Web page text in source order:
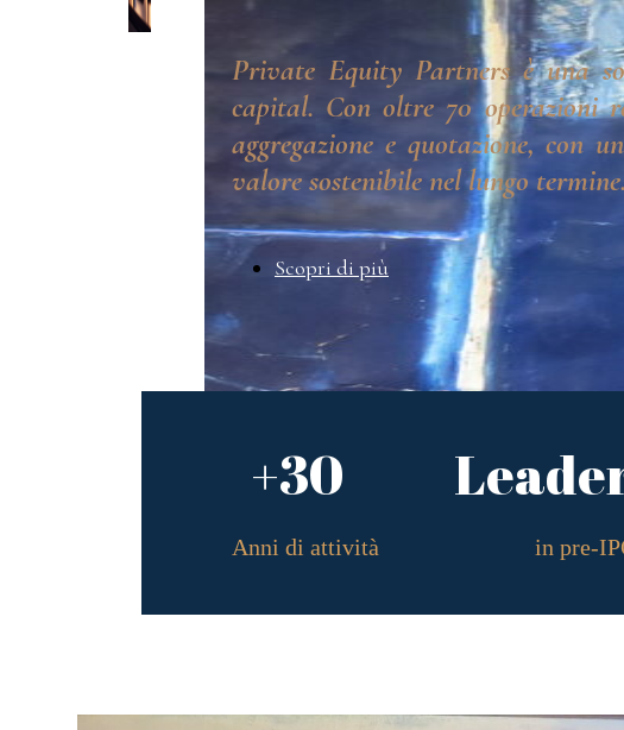
Private Equity Partners è una
capital. Con oltre 70 operazioni
aggregazione e quotazione, con
valore sostenibile nel lungo termine.
Scopri di più
+30
in pre-
Anni di attività